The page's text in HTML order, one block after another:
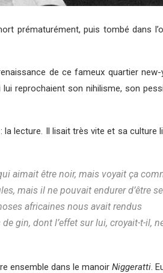
prématurément, puis tombé dans
de ce fameux quartier new-
reprochaient son nihilisme, son
la lecture. Il lisait très vite et sa culture
aimait être noir, mais voyait ça
mais il ne pouvait endurer d’être
africaines nous avait rendus
gin, dont l’effet sur lui, croyait-t-il,
ensemble dans le manoir Niggeratti.